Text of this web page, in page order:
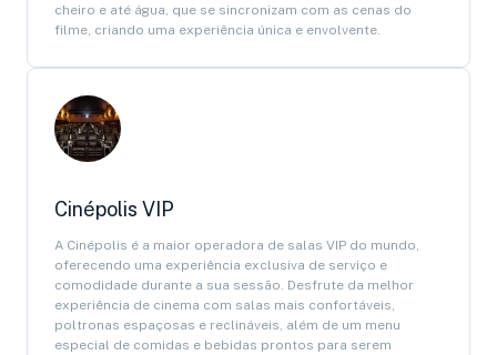
cheiro e até água, que se sincronizam com as cenas do
filme, criando uma experiência única e envolvente.
Cinépolis VIP
A Cinépolis é a maior operadora de salas VIP do mundo,
oferecendo uma experiência exclusiva de serviço e
comodidade durante a sua sessão. Desfrute da melhor
experiência de cinema com salas mais confortáveis,
poltronas espaçosas e reclináveis, além de um menu
especial de comidas e bebidas prontos para serem